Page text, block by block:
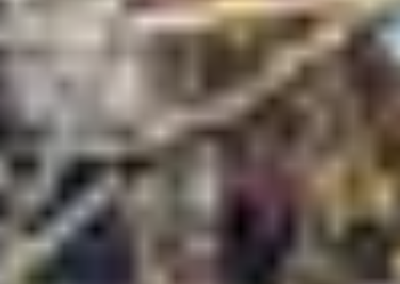
Champagne Canard-Duchêne
Champagne Lanson
Champagne Moët & Chandon
Champagne Mumm
Champagne Vranken-Pommery
Villa Demoiselle
Champagne Ruinart